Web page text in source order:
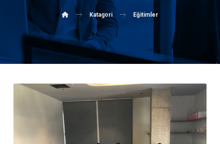
Katagori Eğitimler